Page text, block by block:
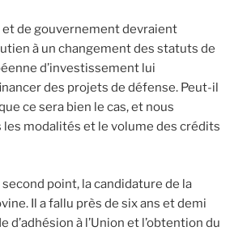
et de gouvernement devraient
à un changement des statuts de
d’investissement lui
des projets de défense. Peut-il
ce sera bien le cas, et nous
les modalités et le volume des crédits
second point, la candidature de la
Il a fallu près de six ans et demi
d’adhésion à l’Union et l’obtention du